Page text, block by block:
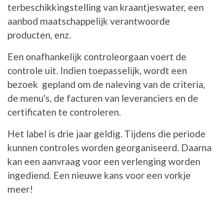
terbeschikkingstelling van kraantjeswater, een
aanbod maatschappelijk verantwoorde
producten, enz.
Een onafhankelijk controleorgaan voert de
controle uit. Indien toepasselijk, wordt een
bezoek gepland om de naleving van de criteria,
de menu's, de facturen van leveranciers en de
certificaten te controleren.
Het label is drie jaar geldig. Tijdens die periode
kunnen controles worden georganiseerd. Daarna
kan een aanvraag voor een verlenging worden
ingediend. Een nieuwe kans voor een vorkje
meer!